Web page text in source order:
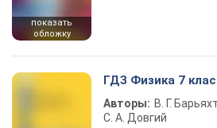
показать
обложку
ГДЗ Физика 7
Авторы: В. Г.
С. А. Довгий